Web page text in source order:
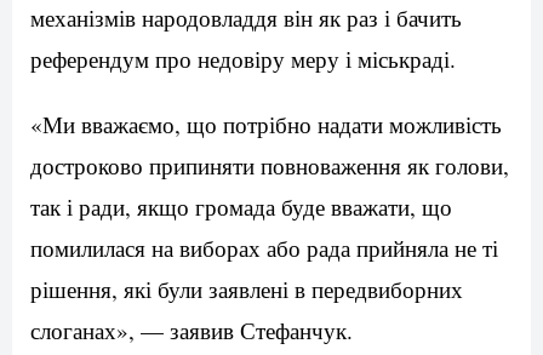
механізмів народовладдя він як раз і бачить
референдум про недовіру меру і міськраді.
«Ми вважаємо, що потрібно надати можливість
достроково припиняти повноваження як голови,
так і ради, якщо громада буде вважати, що
помилилася на виборах або рада прийняла не ті
рішення, які були заявлені в передвиборних
слоганах», — заявив Стефанчук.